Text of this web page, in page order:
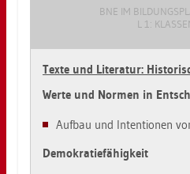
BNE IM
L 1:
Texte und Li­te­ra­tur:
Werte und Nor­men in
Auf­bau und In­ten­tio­nen
De­mo­kra­tie­fä­hig­keit